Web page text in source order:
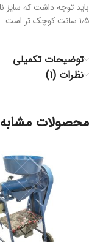
۱٫۵ سانت کوچک تر است
توضیحات تکمیلی
نظرات (1)
محصولات مشابه